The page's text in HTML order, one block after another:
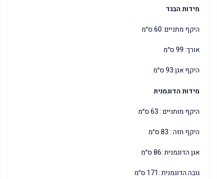
מידות הבגד
היקף מתניים: 60 ס״מ
אורך: 99 ס״מ
היקף אגן:93 ס״מ
מידות הדוגמנית
היקף מותניים : 63 ס״מ
היקף חזה : 83 ס״מ
אגן הדוגמנית :86 ס״מ
גובה הדוגמנית :171 ס״מ